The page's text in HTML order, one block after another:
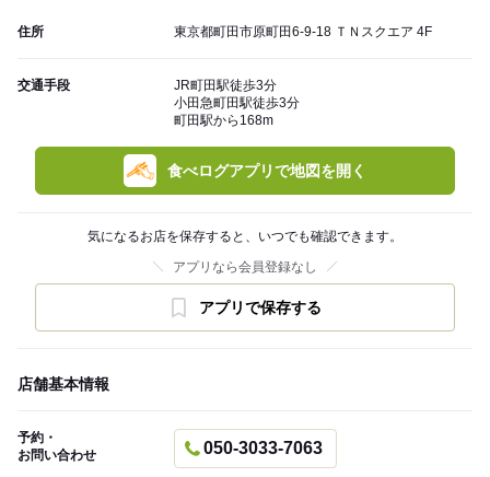
住所 東京都町田市原町田6-9-18 ＴＮスクエア 4F
交通手段
JR町田駅徒歩3分
小田急町田駅徒歩3分
町田駅から168m
食べログアプリで地図を開く
気になるお店を保存すると、いつでも確認できます。
アプリなら会員登録なし
アプリで保存する
店舗基本情報
予約・
お問い合わせ
050-3033-7063